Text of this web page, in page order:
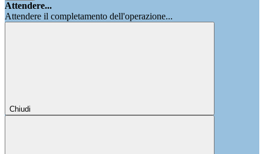
Attendere...
Attendere il completamento dell'operazione...
Chiudi